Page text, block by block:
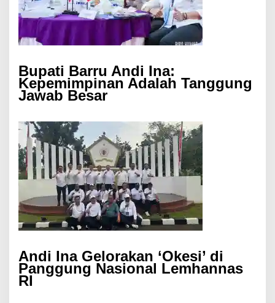
Bupati Barru Andi Ina:
Kepemimpinan Adalah Tanggung
Jawab Besar
Andi Ina Gelorakan ‘Okesi’ di
Panggung Nasional Lemhannas
RI